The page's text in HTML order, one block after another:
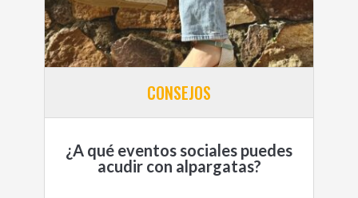
CONSEJOS
¿A qué eventos sociales puedes
acudir con alpargatas?